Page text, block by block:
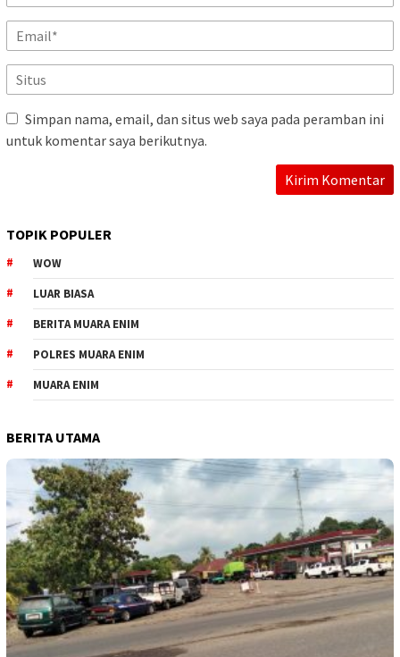
Simpan nama, email, dan situs web saya pada peramban ini
untuk komentar saya berikutnya.
TOPIK POPULER
WOW
LUAR BIASA
BERITA MUARA ENIM
POLRES MUARA ENIM
MUARA ENIM
BERITA UTAMA